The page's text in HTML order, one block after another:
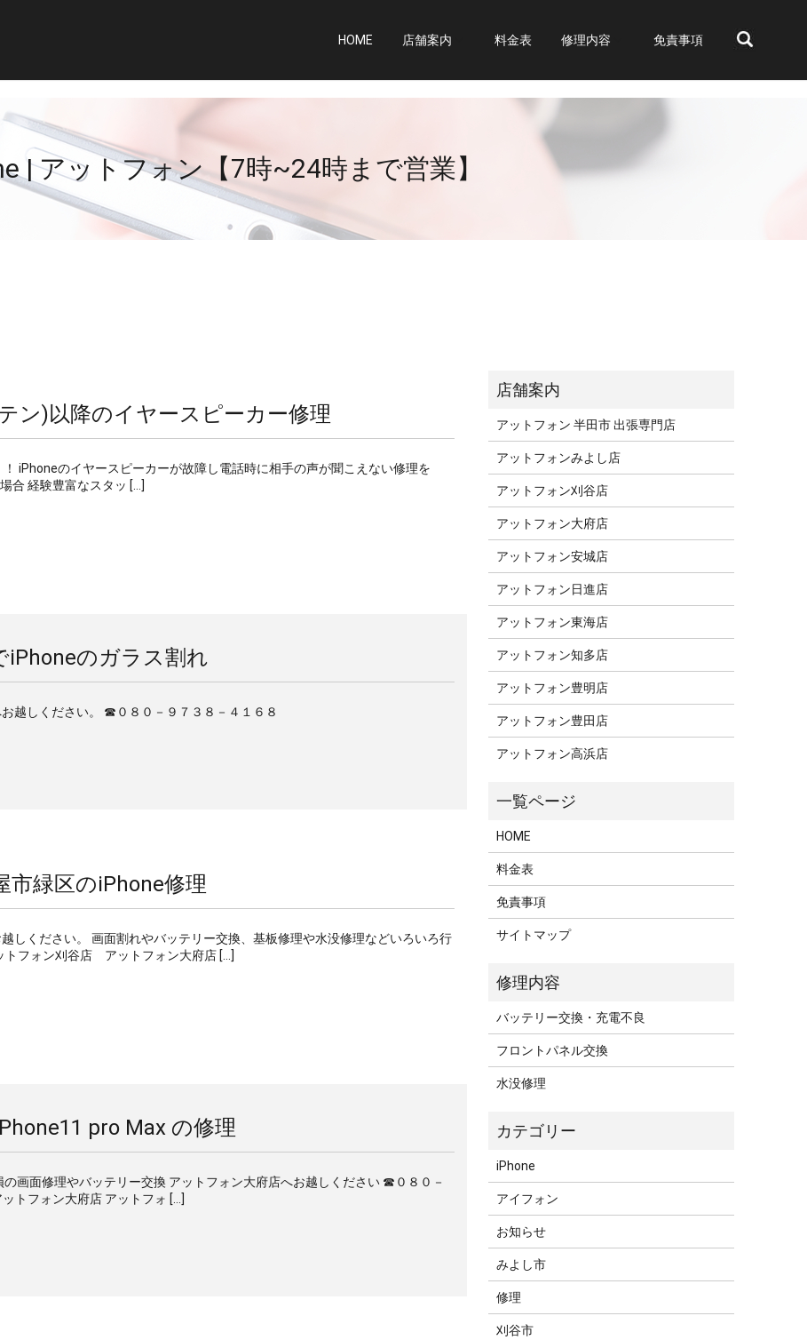
HOME 店舗案内 料金表 修理内容 免責事項
| アットフォン【7時~24時まで営業】
ン)以降のイヤースピーカー修理
iPhoneのイヤースピーカーが故障し電話時に相手の声が聞こえない修理を
合 経験豊富なスタッ […]
iPhoneのガラス割れ
越しください。 ☎０８０－９７３８－４１６８
市緑区のiPhone修理
しください。 画面割れやバッテリー交換、基板修理や水没修理などいろいろ行
トフォン刈谷店 アットフォン大府店 […]
pro Max の修理
画面修理やバッテリー交換 アットフォン大府店へお越しください ☎０８０－
トフォン大府店 アットフォ […]
アットフォン 半田市 出張専門店
アットフォンみよし店
アットフォン刈谷店
アットフォン大府店
アットフォン安城店
アットフォン日進店
アットフォン東海店
アットフォン知多店
アットフォン豊明店
アットフォン豊田店
アットフォン高浜店
HOME
料金表
免責事項
サイトマップ
バッテリー交換・充電不良
フロントパネル交換
水没修理
iPhone
アイフォン
お知らせ
みよし市
修理
刈谷市